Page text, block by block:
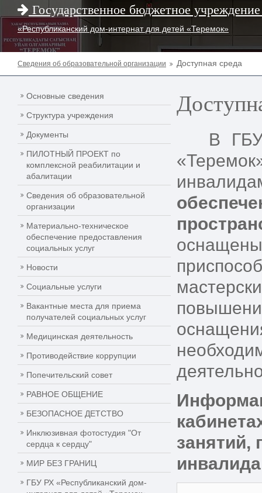
Государственное бюджетное
«Республиканский дом-интернат для детей «Теремок»
Сведения об образовательной организации Доступная среда
Основные сведения
Структура учреждения
Документы
ПИЛОТНЫЙ ПРОЕКТ по
комплексной реабилитации и
абалитации
Сведения об образовательной
организации
Материально-техническое
обеспечение предоставления
социальных услуг
Новости
Социальные услуги
Вакантные места для приема
получателей социальных услуг
Медицинская деятельность
Противодействие коррупции
Попечительский совет
РАВНОЕ ОБЩЕНИЕ
БЕЗОПАСНОЕ ДЕТСТВО
Инклюзивная фотостудия "От
сердца к сердцу"
МИР БЕЗ ГРАНИЦ
ГБУ РХ «Республиканский дом-
В ГБУ
занятий,